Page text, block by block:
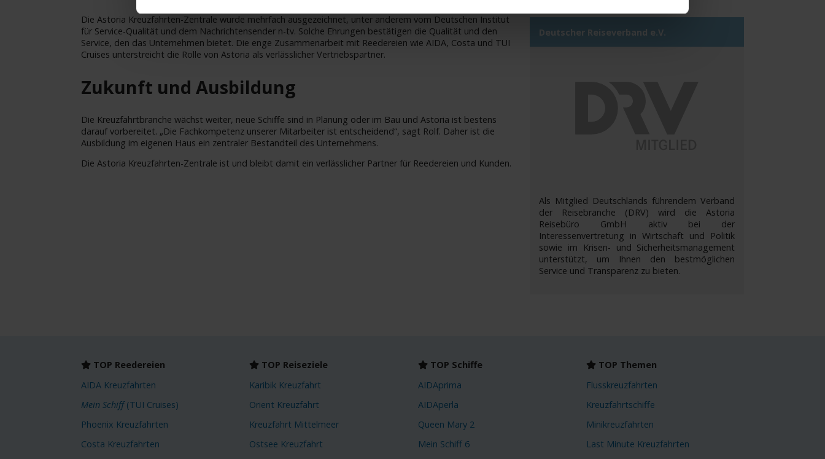
Die Astoria Kreuzfahrten-Zentrale wurde mehrfach ausgezeichnet, unter anderem vom Deutschen Institut
für Service-Qualität und dem Nachrichtensender n-tv. Solche Ehrungen bestätigen die Qualität und den
Service, den das Unternehmen bietet. Die enge Zusammenarbeit mit Reedereien wie AIDA, Costa und TUI
Cruises unterstreicht die Rolle von Astoria als verlässlicher Vertriebspartner.
Zukunft und Ausbildung
Die Kreuzfahrtbranche wächst weiter, neue Schiffe sind in Planung oder im Bau und Astoria ist bestens
darauf vorbereitet. „Die Fachkompetenz unserer Mitarbeiter ist entscheidend“, sagt Rolf. Daher ist die
Ausbildung im eigenen Haus ein zentraler Bestandteil des Unternehmens.
Die Astoria Kreuzfahrten-Zentrale ist und bleibt damit ein verlässlicher Partner für Reedereien und Kunden.
Deutscher Reiseverband e.V.
Als Mitglied Deutschlands führendem Verband
der Reisebranche (DRV) wird die Astoria
Reisebüro GmbH aktiv bei der
Interessenvertretung in Wirtschaft und Politik
sowie im Krisen- und Sicherheitsmanagement
unterstützt, um Ihnen den bestmöglichen
Service und Transparenz zu bieten.
TOP Reedereien
AIDA Kreuzfahrten
Mein Schiff(TUI Cruises)
Phoenix Kreuzfahrten
Costa Kreuzfahrten
TOP Reiseziele
Karibik Kreuzfahrt
Orient Kreuzfahrt
Kreuzfahrt Mittelmeer
Ostsee Kreuzfahrt
TOP Schiffe
AIDAprima
AIDAperla
Queen Mary 2
Mein Schiff 6
TOP Themen
Flusskreuzfahrten
Kreuzfahrtschiffe
Minikreuzfahrten
Last Minute Kreuzfahrten